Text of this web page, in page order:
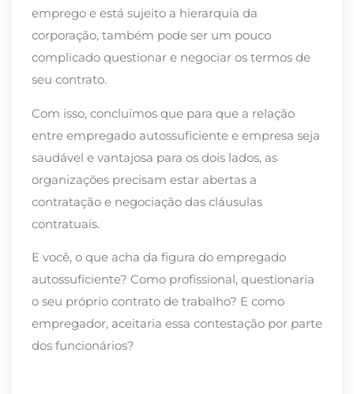
emprego e está sujeito a hierarquia da
corporação, também pode ser um pouco
complicado questionar e negociar os termos de
seu contrato.
Com isso, concluímos que para que a relação
entre empregado autossuficiente e empresa seja
saudável e vantajosa para os dois lados, as
organizações precisam estar abertas a
contratação e negociação das cláusulas
contratuais.
E você, o que acha da figura do empregado
autossuficiente? Como profissional, questionaria
o seu próprio contrato de trabalho? E como
empregador, aceitaria essa contestação por parte
dos funcionários?